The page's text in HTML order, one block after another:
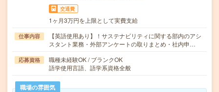
交通費
1ヶ月3万円を上限として実費支給
仕事内容
【英語使用あり】！サステナビリティに関する部内のアシ
スタント業務・外部アンケートの取りまとめ・社内申…
応募資格
職種未経験OK / ブランクOK
語学使用言語、語学系資格全般
職場の雰囲気